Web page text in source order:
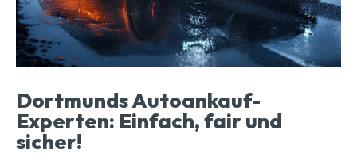
Dortmunds Autoankauf-
Experten: Einfach, fair und
sicher!